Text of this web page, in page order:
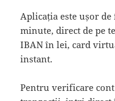
Aplicația este ușor
minute, direct de pe
IBAN în lei, card
instant.
Pentru verificare